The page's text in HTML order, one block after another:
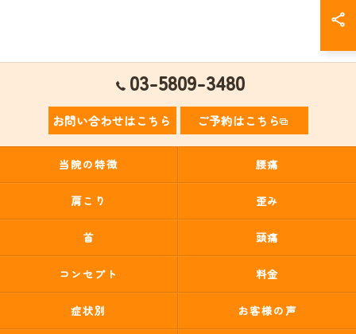
03-5809-3480
お問い合わせはこちら ご予約はこちら
当院の特徴 腰痛
肩こり 歪み
首 頭痛
コンセプト 料金
症状別 お客様の声